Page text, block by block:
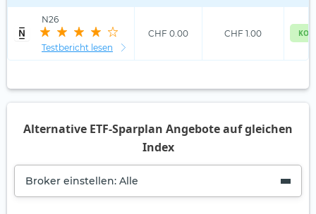
N26
Testbericht lesen
CHF 0.00 CHF 1.00
Alternative ETF-Sparplan Angebote auf gleichen
Index
Broker einstellen: Alle